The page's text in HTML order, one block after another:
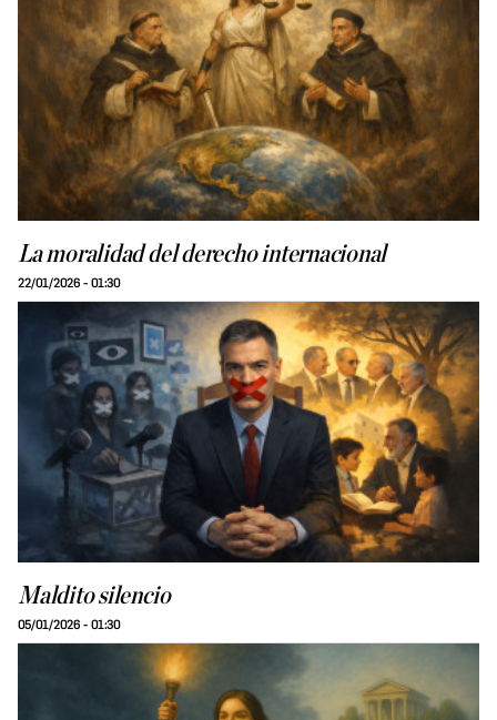
La moralidad del derecho internacional
22/01/2026 - 01:30
Maldito silencio
05/01/2026 - 01:30